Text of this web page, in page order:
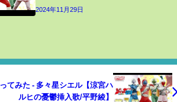
2024年11月29日
てみた - 多々星シエル【涼宮ハ
ルヒの憂鬱挿入歌/平野綾】